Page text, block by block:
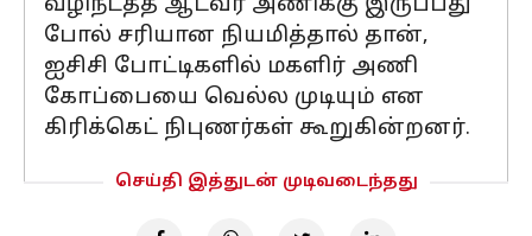
போல் சரியான நியமித்தால் தான்,
ஐசிசி போட்டிகளில் மகளிர் அணி
கோப்பையை வெல்ல முடியும் என
கிரிக்கெட் நிபுணர்கள் கூறுகின்றனர்.
செய்தி இத்துடன் முடிவடைந்தது